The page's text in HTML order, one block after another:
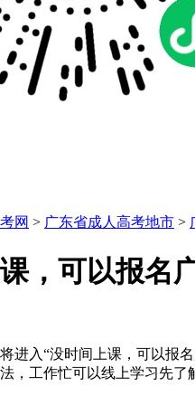
网 > 广东省成人高考地市 >
，可以报名
入“没时间上课，可以报名
，工作忙可以线上学习先了